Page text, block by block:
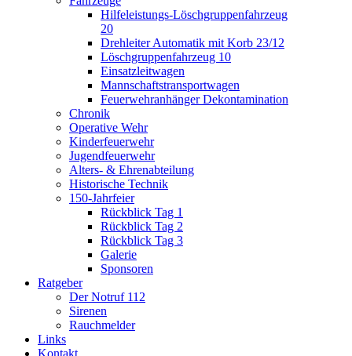
Hilfeleistungs-Löschgruppenfahrzeug
20
Drehleiter Automatik mit Korb 23/12
Löschgruppenfahrzeug 10
Einsatzleitwagen
Mannschaftstransportwagen
Feuerwehranhänger Dekontamination
Chronik
Operative Wehr
Kinderfeuerwehr
Jugendfeuerwehr
Alters- & Ehrenabteilung
Historische Technik
150-Jahrfeier
Rückblick Tag 1
Rückblick Tag 2
Rückblick Tag 3
Galerie
Sponsoren
Ratgeber
Der Notruf 112
Sirenen
Rauchmelder
Links
Kontakt